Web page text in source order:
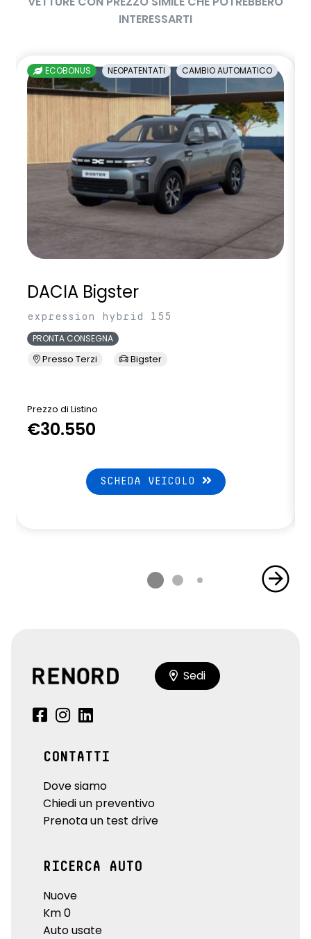
INTERESSARTI
ECOBONUS NEOPATENTATI CAMBIO AUTOMATICO
DACIA Bigster
expression hybrid 155
PRONTA CONSEGNA
Presso Terzi Bigster
Prezzo di Listino
€30.550
SCHEDA VEICOLO
Sedi
CONTATTI
Dove siamo
Chiedi un preventivo
Prenota un test drive
RICERCA AUTO
Nuove
Km 0
Auto usate